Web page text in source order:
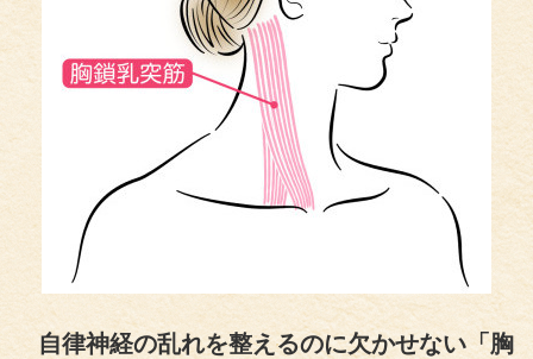
自律神経の乱れを整えるのに欠かせない「胸